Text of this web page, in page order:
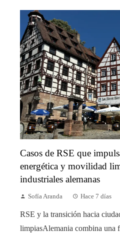
Casos de RSE que
energética y movilidad
industriales alemanas
Sofía Aranda Hace 7 días
RSE y la transición hacia
limpiasAlemania combina una